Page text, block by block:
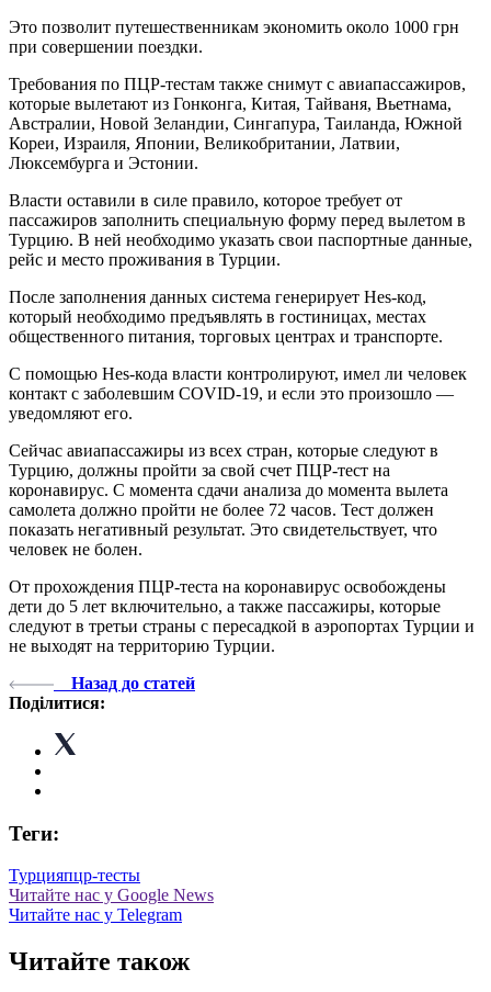
Это позволит путешественникам экономить около 1000 грн
при совершении поездки.
Требования по ПЦР-тестам также снимут с авиапассажиров,
которые вылетают из Гонконга, Китая, Тайваня, Вьетнама,
Австралии, Новой Зеландии, Сингапура, Таиланда, Южной
Кореи, Израиля, Японии, Великобритании, Латвии,
Люксембурга и Эстонии.
Власти оставили в силе правило, которое требует от
пассажиров заполнить специальную форму перед вылетом в
Турцию. В ней необходимо указать свои паспортные данные,
рейс и место проживания в Турции.
После заполнения данных система генерирует Hes-код,
который необходимо предъявлять в гостиницах, местах
общественного питания, торговых центрах и транспорте.
С помощью Hes-кода власти контролируют, имел ли человек
контакт с заболевшим COVID-19, и если это произошло —
уведомляют его.
Сейчас авиапассажиры из всех стран, которые следуют в
Турцию, должны пройти за свой счет ПЦР-тест на
коронавирус. С момента сдачи анализа до момента вылета
самолета должно пройти не более 72 часов. Тест должен
показать негативный результат. Это свидетельствует, что
человек не болен.
От прохождения ПЦР-теста на коронавирус освобождены
дети до 5 лет включительно, а также пассажиры, которые
следуют в третьи страны с пересадкой в аэропортах Турции и
не выходят на территорию Турции.
Назад до статей
Поділитися:
Теги:
Турцияпцр-тесты
Читайте нас у Google News
Читайте нас у Telegram
Читайте також